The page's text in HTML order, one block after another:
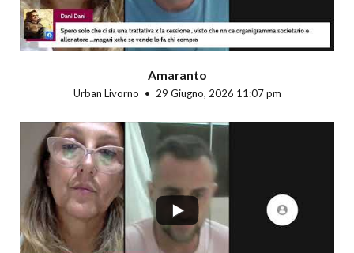
Amaranto
Urban Livorno 29 Giugno, 2026 11:07 pm